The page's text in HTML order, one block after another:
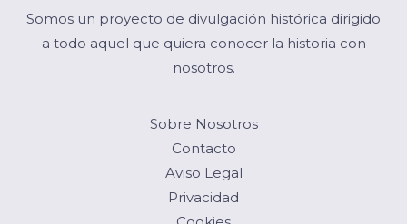
Somos un proyecto de divulgación histórica dirigido
a todo aquel que quiera conocer la historia con
nosotros.
Sobre Nosotros
Contacto
Aviso Legal
Privacidad